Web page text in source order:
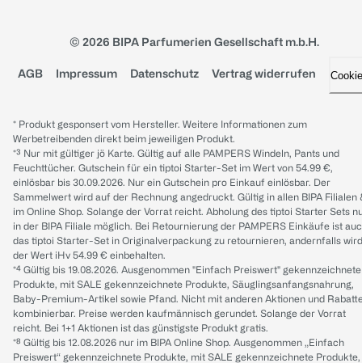
© 2026 BIPA Parfumerien Gesellschaft m.b.H.
AGB Impressum Datenschutz Vertrag widerrufen
* Produkt gesponsert vom Hersteller. Weitere Informationen zum
Werbetreibenden direkt beim jeweiligen Produkt.
*³ Nur mit gültiger jö Karte. Gültig auf alle PAMPERS Windeln, Pants und
Feuchttücher. Gutschein für ein tiptoi Starter-Set im Wert von 54.99 €,
einlösbar bis 30.09.2026. Nur ein Gutschein pro Einkauf einlösbar. Der
Sammelwert wird auf der Rechnung angedruckt. Gültig in allen BIPA Filialen
im Online Shop. Solange der Vorrat reicht. Abholung des tiptoi Starter Sets
in der BIPA Filiale möglich. Bei Retournierung der PAMPERS Einkäufe ist
das tiptoi Starter-Set in Originalverpackung zu retournieren, andernfalls wird
der Wert iHv 54.99 € einbehalten.
*⁴ Gültig bis 19.08.2026. Ausgenommen "Einfach Preiswert" gekennzeichnete
Produkte, mit SALE gekennzeichnete Produkte, Säuglingsanfangsnahrung,
Baby-Premium-Artikel sowie Pfand. Nicht mit anderen Aktionen und
kombinierbar. Preise werden kaufmännisch gerundet. Solange der Vorrat
reicht. Bei 1+1 Aktionen ist das günstigste Produkt gratis.
*⁸ Gültig bis 12.08.2026 nur im BIPA Online Shop. Ausgenommen „Einfach
Preiswert“ gekennzeichnete Produkte, mit SALE gekennzeichnete Produkte,